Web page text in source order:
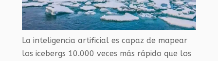
La inteligencia artificial es capaz de mapear
los icebergs 10.000 veces más rápido que los